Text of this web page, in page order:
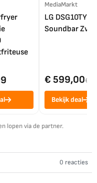
MediaMarkt
LG DSG10TY
Soundbar
€ 599,00€
Bekijk deal
lopen via de partner.
0 reacties